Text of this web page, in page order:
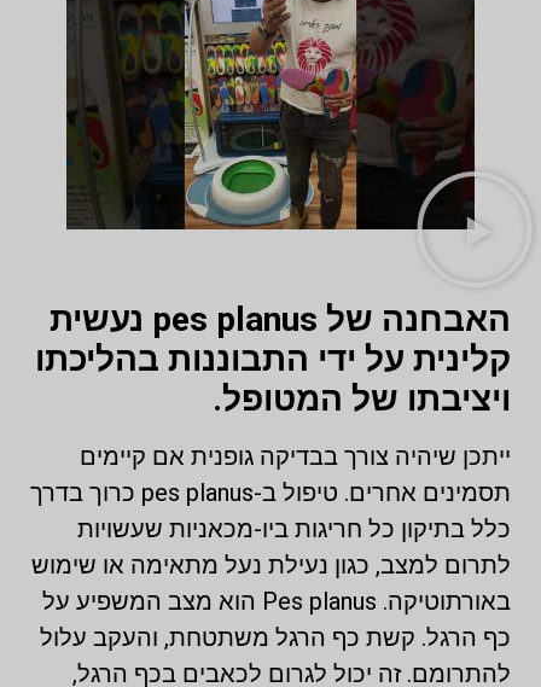
האבחנה של pes planus נעשית
קלינית על ידי התבוננות בהליכתו
ויציבתו של המטופל.
ייתכן שיהיה צורך בבדיקה גופנית אם קיימים
תסמינים אחרים. טיפול ב-pes planus כרוך בדרך
כלל בתיקון כל חריגות ביו-מכאניות שעשויות
לתרום למצב, כגון נעילת נעל מתאימה או שימוש
באורתוטיקה. Pes planus הוא מצב המשפיע על
כף הרגל. קשת כף הרגל משתטחת, והעקב עלול
להתרומם. זה יכול לגרום לכאבים בכף הרגל,